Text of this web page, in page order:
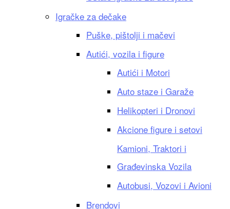
Igračke za dečake
Puške, pištolji i mačevi
Autići, vozila i figure
Autići i Motori
Auto staze i Garaže
Helikopteri i Dronovi
Akcione figure i setovi
Kamioni, Traktori i
Građevinska Vozila
Autobusi, Vozovi i Avioni
Brendovi